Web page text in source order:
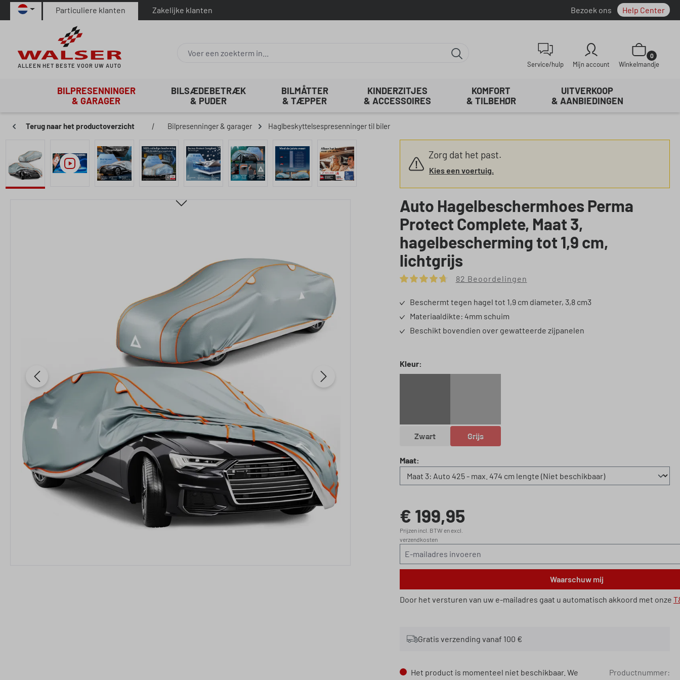
de hoofdinhoud
Ga naar de zoekopdracht
Ga naar de hoofdnavigatie
Particuliere klanten Zakelijke klanten Bezoek ons Help Center
ALLEEN HET BESTE VOOR UW AUTO Service/hulp Mijn account
0
Winkelmandje
BILPRESENNINGER
& GARAGER
BILSÆDEBETRÆK
& PUDER
BILMÅTTER
& TÆPPER
KINDERZITJES
& ACCESSOIRES
KOMFORT
& TILBEHØR
UITVERKOOP
& AANBIEDINGEN
Terug naar het productoverzicht | Bilpresenninger & garager Haglbeskyttelsespresenninger til biler
Afbeeldingengalerij overslaan
Zorg dat het past.
Kies een voertuig.
Auto Hagelbeschermhoes Perma
Protect Complete, Maat 3,
hagelbescherming tot 1,9 cm,
lichtgrijs
Beschermt tegen hagel tot 1,9 cm diameter, 3,8 cm3
Materiaaldikte: 4mm schuim
Beschikt bovendien over gewatteerde zijpanelen
Selecteer
Kleur:
Zwart Grijs
Selecteer
Maat:
Normale prijs:
€ 199,95
Prijzen incl. BTW en excl.
verzendkosten
Waarschuw mij
Door het versturen van uw e-mailadres gaat u automatisch akkoord met onze
82 Beoordelingen
Gratis verzending vanaf 100 €
Het product is momenteel niet beschikbaar. We
Productnummer: